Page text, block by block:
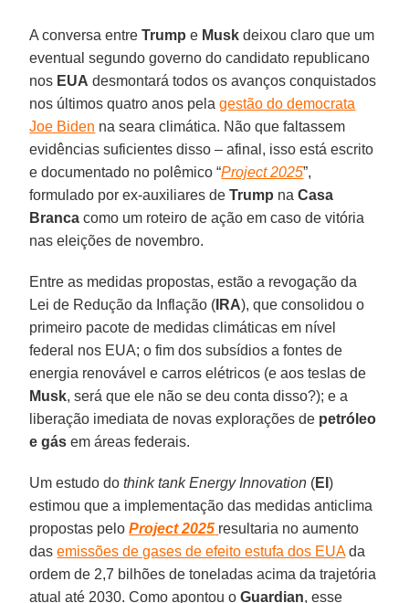
A conversa entre Trump e Musk deixou claro que um
eventual segundo governo do candidato republicano
nos EUA desmontará todos os avanços conquistados
nos últimos quatro anos pelagestão do democrata
Joe Biden na seara climática. Não que faltassem
evidências suficientes disso – afinal, isso está escrito
e documentado no polêmico “Project 2025”,
formulado por ex-auxiliares de Trump naCasa
Branca como um roteiro de ação em caso de vitória
nas eleições de novembro.
Entre as medidas propostas, estão a revogação da
Lei de Redução da Inflação ( IRA), que consolidou o
primeiro pacote de medidas climáticas em nível
federal nos EUA; o fim dos subsídios a fontes de
energia renovável e carros elétricos (e aos teslas de
Musk, será que ele não se deu conta disso?); e a
liberação imediata de novas explorações de petróleo
e gás em áreas federais.
Um estudo dothink tank Energy Innovation (EI)
estimou que a implementação das medidas anticlima
propostas peloProject 2025 resultaria no aumento
dasemissões de gases de efeito estufa dos EUAda
ordem de 2,7 bilhões de toneladas acima da trajetória
atual até 2030. Como apontou oGuardian, esse